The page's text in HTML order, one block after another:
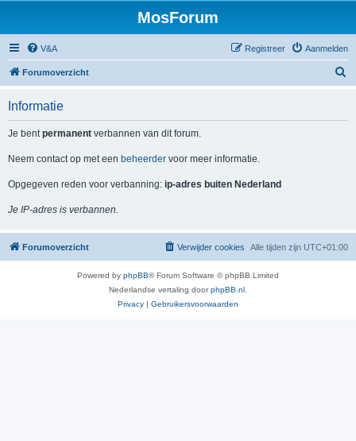
MosForum
V&A Aanmelden
Registreer
Forumoverzicht
Informatie
Je bentpermanent verbannen van dit forum.
Neem contact op met een beheerder voor meer informatie.
Opgegeven reden voor verbanning: ip-adres buiten Nederland
Je IP-adres is verbannen.
Forumoverzicht Alle tijden zijn UTC+01:00
Verwijder cookies
Powered by phpBB® Forum Software © phpBB Limited
Nederlandse vertaling doorphpBB.nl
Privacy | Gebruikersvoorwaarden